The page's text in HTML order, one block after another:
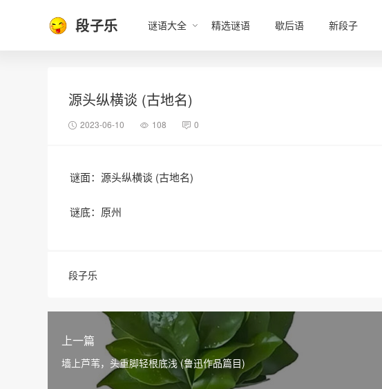
段子乐 谜语大全 精选谜语 歇后语 新段子
源头纵横谈 (古地名)
2023-06-10 108 0
谜面：源头纵横谈 (古地名)
谜底：原州
段子乐
上一篇
墙上芦苇，头重脚轻根底浅 (鲁迅作品篇目)